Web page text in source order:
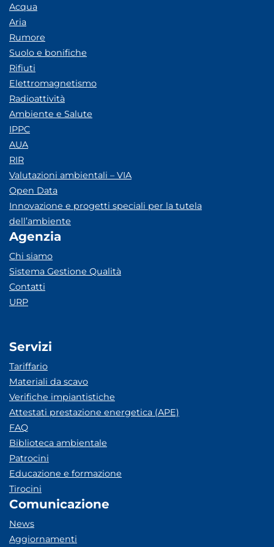
Acqua
Aria
Rumore
Suolo e bonifiche
Rifiuti
Elettromagnetismo
Radioattività
Ambiente e Salute
IPPC
AUA
RIR
Valutazioni ambientali – VIA
Open Data
Innovazione e progetti speciali per la tutela
dell’ambiente
Agenzia
Chi siamo
Sistema Gestione Qualità
Contatti
URP
Servizi
Tariffario
Materiali da scavo
Verifiche impiantistiche
Attestati prestazione energetica (APE)
FAQ
Biblioteca ambientale
Patrocini
Educazione e formazione
Tirocini
Comunicazione
News
Aggiornamenti